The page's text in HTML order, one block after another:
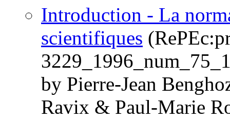
Introduction - La
scientifiques
by Pierre-Jean
Ravix & Paul-Marie